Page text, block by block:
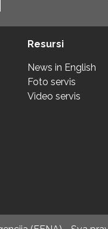
Resursi
News in English
Foto servis
Video servis